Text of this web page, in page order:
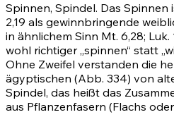
Spinnen, Spindel. Das Spinnen
2,19 als gewinnbringende
in ähnlichem Sinn Mt. 6,28; Luk.
wohl richtiger „spinnen“ statt
Ohne Zweifel verstanden die
ägyptischen (Abb. 334) von
Spindel, das heißt das
aus Pflanzenfasern (Flachs